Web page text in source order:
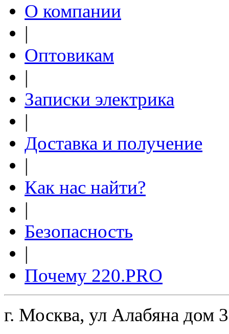
О компании
|
Оптовикам
|
Записки электрика
|
Доставка и получение
|
Как нас найти?
|
Безопасность
|
Почему 220.PRO
г. Москва, ул Алабяна дом